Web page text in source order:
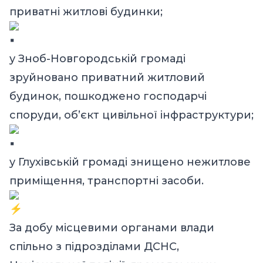
приватні житлові будинки;
у Зноб-Новгородській громаді
зруйновано приватний житловий
будинок, пошкоджено господарчі
споруди, об’єкт цивільної інфраструктури;
у Глухівській громаді знищено нежитлове
приміщення, транспортні засоби.
За добу місцевими органами влади
спільно з підрозділами ДСНС,